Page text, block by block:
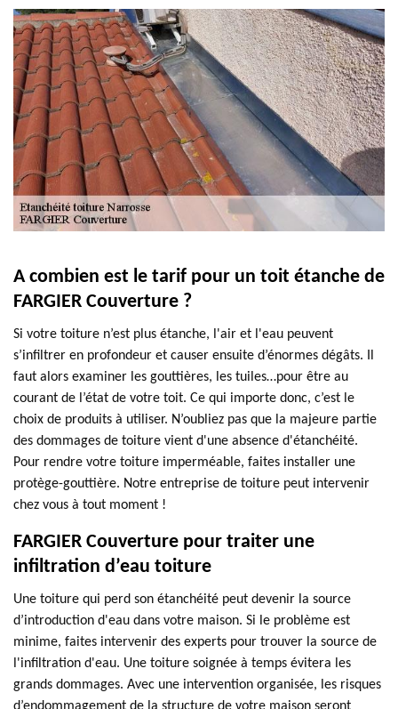
A combien est le tarif pour un toit étanche de
FARGIER Couverture ?
Si votre toiture n’est plus étanche, l'air et l'eau peuvent
s’infiltrer en profondeur et causer ensuite d’énormes dégâts. Il
faut alors examiner les gouttières, les tuiles…pour être au
courant de l’état de votre toit. Ce qui importe donc, c’est le
choix de produits à utiliser. N’oubliez pas que la majeure partie
des dommages de toiture vient d'une absence d'étanchéité.
Pour rendre votre toiture imperméable, faites installer une
protège-gouttière. Notre entreprise de toiture peut intervenir
chez vous à tout moment !
FARGIER Couverture pour traiter une
infiltration d’eau toiture
Une toiture qui perd son étanchéité peut devenir la source
d’introduction d'eau dans votre maison. Si le problème est
minime, faites intervenir des experts pour trouver la source de
l'infiltration d'eau. Une toiture soignée à temps évitera les
grands dommages. Avec une intervention organisée, les risques